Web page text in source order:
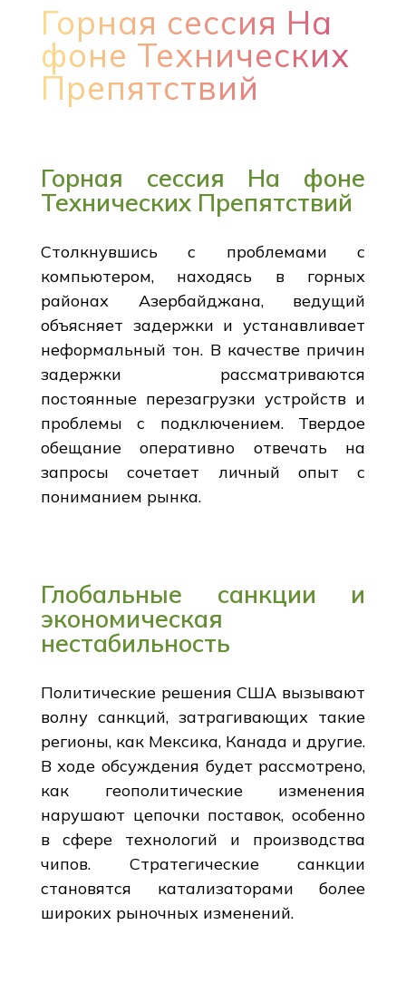
Горная сессия На
фоне Технических
Препятствий
Горная сессия На фоне
Технических Препятствий
Столкнувшись с проблемами с
компьютером, находясь в горных
районах Азербайджана, ведущий
объясняет задержки и устанавливает
неформальный тон. В качестве причин
задержки рассматриваются
постоянные перезагрузки устройств и
проблемы с подключением. Твердое
обещание оперативно отвечать на
запросы сочетает личный опыт с
пониманием рынка.
Глобальные санкции и
экономическая
нестабильность
Политические решения США вызывают
волну санкций, затрагивающих такие
регионы, как Мексика, Канада и другие.
В ходе обсуждения будет рассмотрено,
как геополитические изменения
нарушают цепочки поставок, особенно
в сфере технологий и производства
чипов. Стратегические санкции
становятся катализаторами более
широких рыночных изменений.